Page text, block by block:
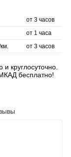
от 3 часов
от 1 часа
от 3 часов
круглосуточно.
бесплатно!